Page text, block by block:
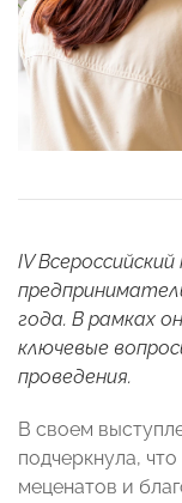
IV
года. В рамках
ключевые
проведения.
В своем
подчеркнула,
меценатов и